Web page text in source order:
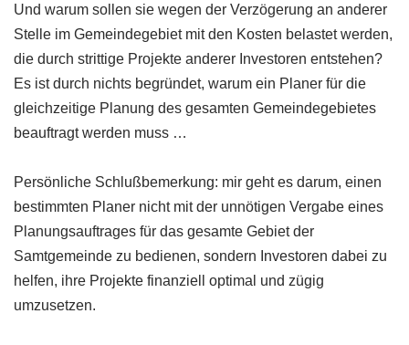
Und warum sollen sie wegen der Verzögerung an anderer
Stelle im Gemeindegebiet mit den Kosten belastet werden,
die durch strittige Projekte anderer Investoren entstehen?
Es ist durch nichts begründet, warum ein Planer für die
gleichzeitige Planung des gesamten Gemeindegebietes
beauftragt werden muss …
Persönliche Schlußbemerkung: mir geht es darum, einen
bestimmten Planer nicht mit der unnötigen Vergabe eines
Planungsauftrages für das gesamte Gebiet der
Samtgemeinde zu bedienen, sondern Investoren dabei zu
helfen, ihre Projekte finanziell optimal und zügig
umzusetzen.